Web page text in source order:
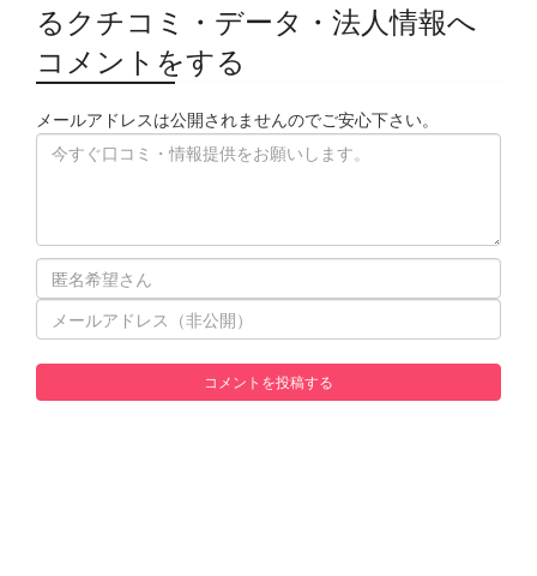
るクチコミ・データ・法人情報へ
コメントをする
メールアドレスは公開されませんのでご安心下さい。